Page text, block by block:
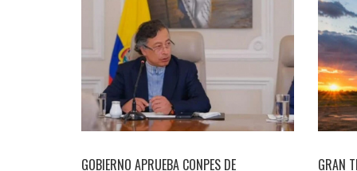
GOBIERNO APRUEBA CONPES DE GRAN